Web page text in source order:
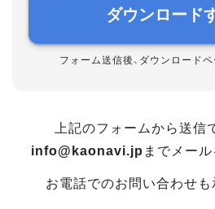
ダウンロード
フォーム送信後、ダウンロード
上記のフォームから送信
info@kaonavi.jp までメー
お電話でのお問い合わせも